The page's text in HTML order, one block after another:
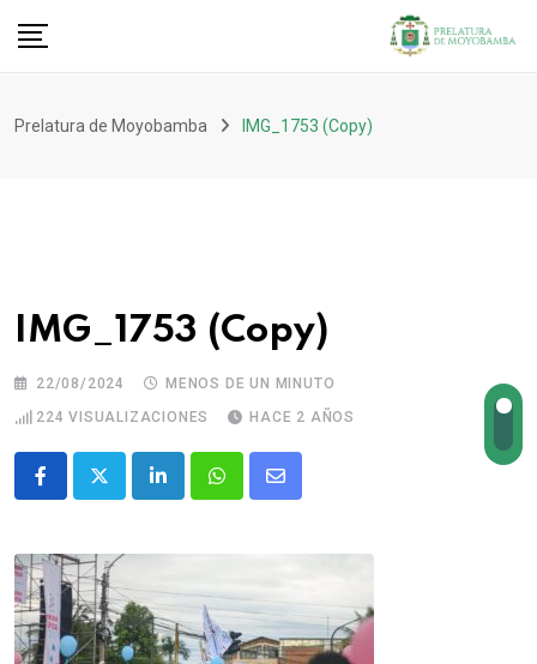
Prelatura de Moyobamba IMG_1753 (Copy)
IMG_1753 (Copy)
22/08/2024
MENOS DE UN MINUTO
224 VISUALIZACIONES HACE 2 AÑOS